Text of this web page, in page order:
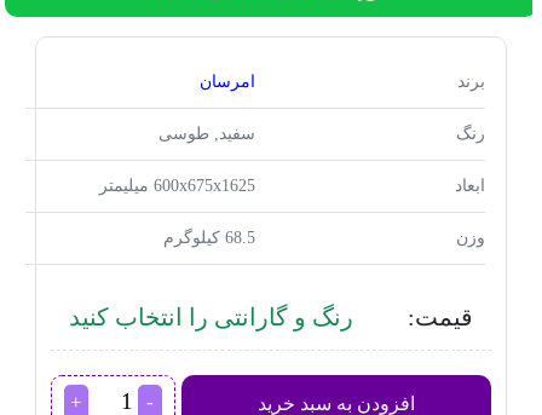
برند امرسان
رنگ سفید, طوسی
ابعاد 600x675x1625 میلیمتر
وزن 68.5 کیلوگرم
قیمت: رنگ و گارانتی را انتخاب کنید
افزودن به سبد خرید
یخچال